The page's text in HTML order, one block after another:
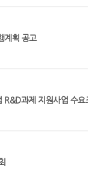
계획 공고
R&D과제 지원사업 수요조